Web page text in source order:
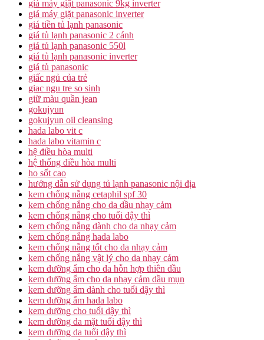
giá máy giặt panasonic 9kg inverter
giá máy giặt panasonic inverter
giá tiền tủ lạnh panasonic
giá tủ lạnh panasonic 2 cánh
giá tủ lạnh panasonic 550l
giá tủ lạnh panasonic inverter
giá tủ panasonic
giấc ngủ của trẻ
giac ngu tre so sinh
giữ màu quần jean
gokujyun
gokujyun oil cleansing
hada labo vit c
hada labo vitamin c
hệ điều hòa multi
hệ thống điều hòa multi
ho sốt cao
hướng dẫn sử dụng tủ lạnh panasonic nội địa
kem chống nắng cetaphil spf 30
kem chống nắng cho da dầu nhạy cảm
kem chống nắng cho tuổi dậy thì
kem chống nắng dành cho da nhạy cảm
kem chống nắng hada labo
kem chống nắng tốt cho da nhạy cảm
kem chống nắng vật lý cho da nhạy cảm
kem dưỡng ẩm cho da hỗn hợp thiên dầu
kem dưỡng ẩm cho da nhạy cảm dầu mụn
kem dưỡng ẩm dành cho tuổi dậy thì
kem dưỡng ẩm hada labo
kem dưỡng cho tuổi dậy thì
kem dưỡng da mặt tuổi dậy thì
kem dưỡng da tuổi dậy thì